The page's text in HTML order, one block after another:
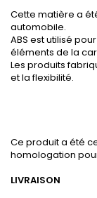
Cette matière a
automobile.
ABS est utilisé
éléments de la
Les produits
et la flexibilité.
Ce produit a été
homologation
LIVRAISON